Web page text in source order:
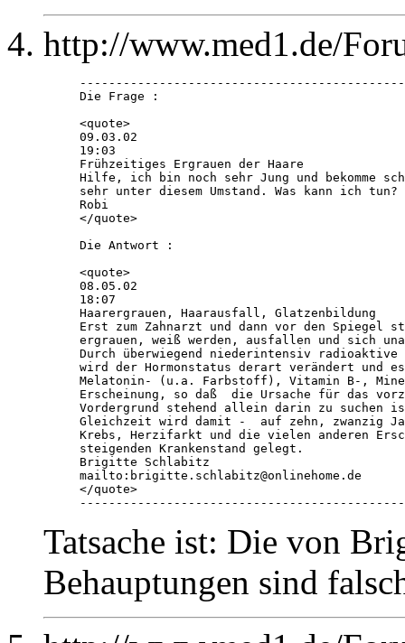
http://www.med1.de/
Die Frage :
<quote>
09.03.02
19:03
Frühzeitiges Ergrauen der Haare
Hilfe, ich bin noch sehr Jung und bekomme
sehr unter diesem Umstand. Was kann ich
Robi
</quote>
Die Antwort :
<quote>
08.05.02
18:07
Haarergrauen, Haarausfall, Glatzenbildung
Erst zum Zahnarzt und dann vor den Spiegel
ergrauen, weiß werden, ausfallen und sich
Durch überwiegend niederintensiv
wird der Hormonstatus derart verändert
Melatonin- (u.a. Farbstoff), Vitamin B-,
Erscheinung, so daß  die Ursache für das
Vordergrund stehend allein darin zu suchen
Gleichzeit wird damit -  auf zehn, zwanzig
Krebs, Herzifarkt und die vielen anderen
steigenden Krankenstand gelegt.
Brigitte Schlabitz
mailto:brigitte.schlabitz@onlinehome.de
</quote>
Tatsache ist: Die von
Behauptungen sind